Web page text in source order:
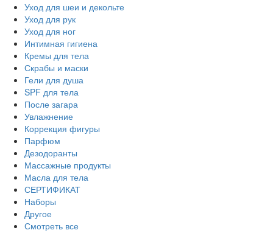
Уход для шеи и декольте
Уход для рук
Уход для ног
Интимная гигиена
Кремы для тела
Скрабы и маски
Гели для душа
SPF для тела
После загара
Увлажнение
Коррекция фигуры
Парфюм
Дезодоранты
Массажные продукты
Масла для тела
СЕРТИФИКАТ
Наборы
Другое
Смотреть все